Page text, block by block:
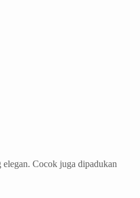
Cocok juga dipadukan